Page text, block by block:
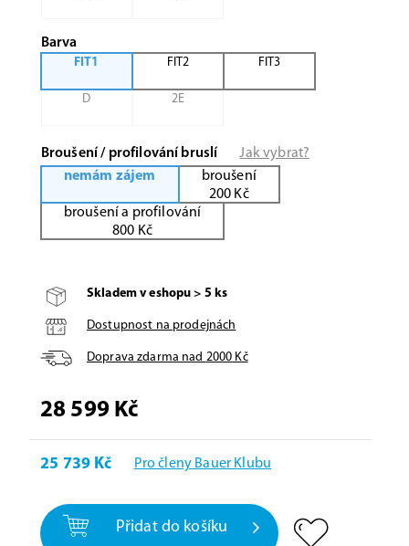
Barva
FIT1 FIT2 FIT3
D 2E
Broušení / profilování bruslí
Jak vybrat?
nemám zájem
broušení
200 Kč
broušení a profilování
800 Kč
Skladem v eshopu > 5 ks
Dostupnost na prodejnách
Doprava zdarma nad 2000 Kč
28 599 Kč
25 739 Kč Pro členy Bauer Klubu
Přidat do košíku